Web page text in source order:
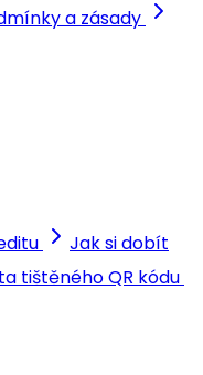
a zásady
Jak si dobít
tištěného QR kódu